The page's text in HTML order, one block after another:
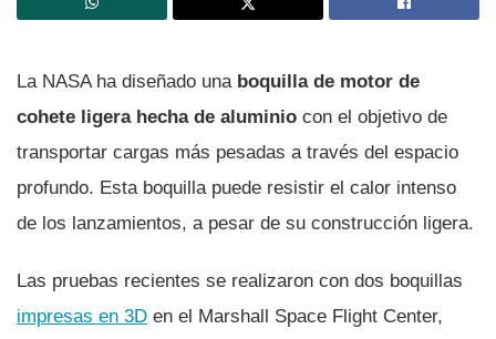
La NASA ha diseñado una boquilla de motor de
cohete ligera hecha de aluminio con el objetivo de
transportar cargas más pesadas a través del espacio
profundo. Esta boquilla puede resistir el calor intenso
de los lanzamientos, a pesar de su construcción ligera.
Las pruebas recientes se realizaron con dos boquillas
impresas en 3D en el Marshall Space Flight Center,